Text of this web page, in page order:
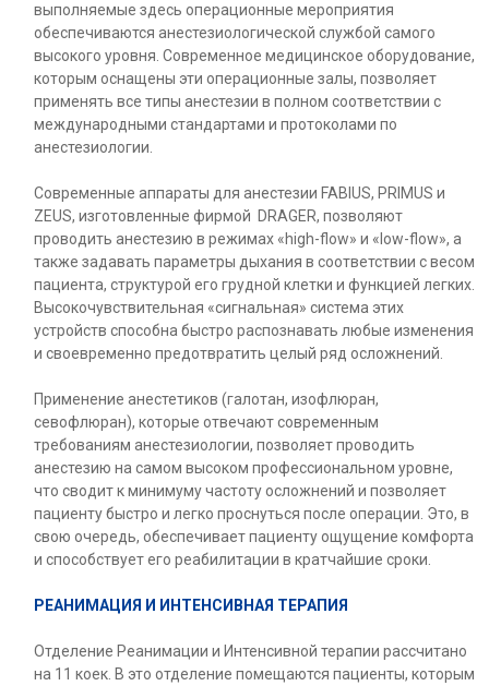
выполняемые здесь операционные мероприятия
обеспечиваются анестезиологической службой самого
высокого уровня. Современное медицинское оборудование,
которым оснащены эти операционные залы, позволяет
применять все типы анестезии в полном соответствии с
международными стандартами и протоколами по
анестезиологии.
Современные аппараты для анестезии FABIUS, PRIMUS и
ZEUS, изготовленные фирмой DRAGER, позволяют
проводить анестезию в режимах «high-flow» и «low-flow», а
также задавать параметры дыхания в соответствии с весом
пациента, структурой его грудной клетки и функцией легких.
Высокочувствительная «сигнальная» система этих
устройств способна быстро распознавать любые изменения
и своевременно предотвратить целый ряд осложнений.
Применение анестетиков (галотан, изофлюран,
севофлюран), которые отвечают современным
требованиям анестезиологии, позволяет проводить
анестезию на самом высоком профессиональном уровне,
что сводит к минимуму частоту осложнений и позволяет
пациенту быстро и легко проснуться после операции. Это, в
свою очередь, обеспечивает пациенту ощущение комфорта
и способствует его реабилитации в кратчайшие сроки.
РЕАНИМАЦИЯ И ИНТЕНСИВНАЯ ТЕРАПИЯ
Отделение Реанимации и Интенсивной терапии рассчитано
на 11 коек. В это отделение помещаются пациенты, которым